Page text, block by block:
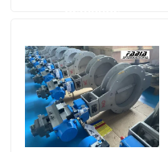
À propos de nous
Visite de l'usine